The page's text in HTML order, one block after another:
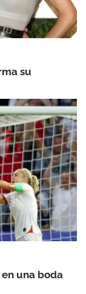
su
en una boda